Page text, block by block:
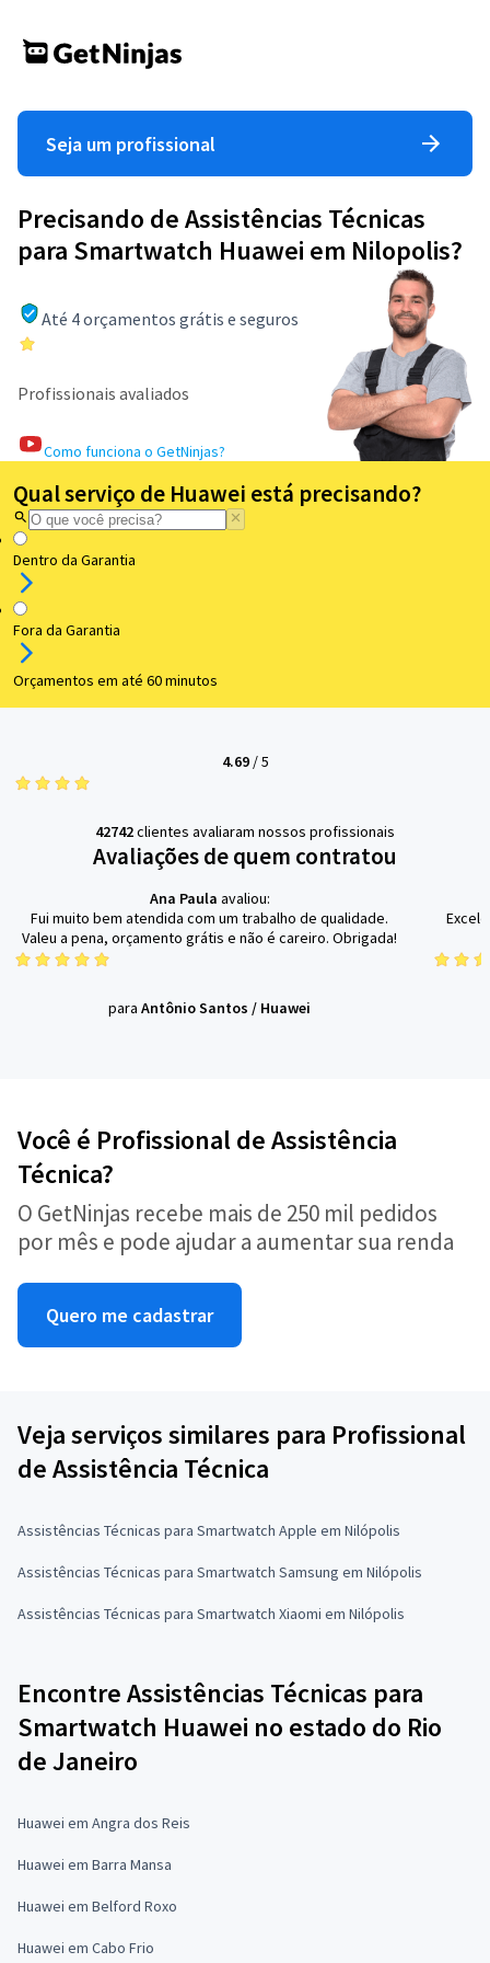
Seja um profissional
Precisando de Assistências Técnicas
para Smartwatch Huawei em Nilopolis?
Até 4 orçamentos grátis e seguros
Profissionais avaliados
Como funciona o GetNinjas?
Qual serviço de Huawei está precisando?
Dentro da Garantia
Fora da Garantia
Orçamentos em até 60 minutos
4.69/5
42742clientes avaliaram nossos profissionais
Avaliações de quem contratou
Ana Paula avaliou:
Fui muito bem atendida com um trabalho de qualidade.
Valeu a pena, orçamento grátis e não é careiro. Obrigada!
para Antônio Santos / Huawei
Você é Profissional de Assistência
Técnica?
O GetNinjas recebe mais de 250 mil pedidos
por mês e pode ajudar a aumentar sua renda
Quero me cadastrar
Veja serviços similares para Profissional
de Assistência Técnica
Assistências Técnicas para Smartwatch Apple em Nilópolis
Assistências Técnicas para Smartwatch Samsung em Nilópolis
Assistências Técnicas para Smartwatch Xiaomi em Nilópolis
Encontre Assistências Técnicas para
Smartwatch Huawei no estado do Rio
de Janeiro
Huawei em Angra dos Reis
Huawei em Barra Mansa
Huawei em Belford Roxo
Huawei em Cabo Frio